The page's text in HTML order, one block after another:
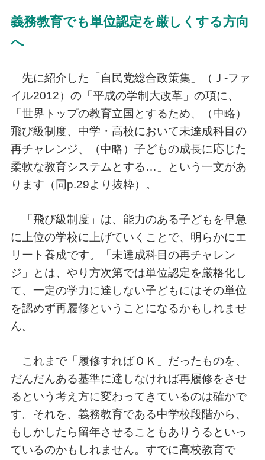
義務教育でも単位認定を厳しくする方向
へ
先に紹介した「自民党総合政策集」（Ｊ-ファ
イル2012）の「平成の学制大改革」の項に、
「世界トップの教育立国とするため、（中略）
飛び級制度、中学・高校において未達成科目の
再チャレンジ、（中略）子どもの成長に応じた
柔軟な教育システムとする…」という一文があ
ります（同p.29より抜粋）。
「飛び級制度」は、能力のある子どもを早急
に上位の学校に上げていくことで、明らかにエ
リート養成です。「未達成科目の再チャレン
ジ」とは、やり方次第では単位認定を厳格化し
て、一定の学力に達しない子どもにはその単位
を認めず再履修ということになるかもしれませ
ん。
これまで「履修すればＯＫ」だったものを、
だんだんある基準に達しなければ再履修をさせ
るという考え方に変わってきているのは確かで
す。それを、義務教育である中学校段階から、
もしかしたら留年させることもありうるといっ
ているのかもしれません。すでに高校教育で